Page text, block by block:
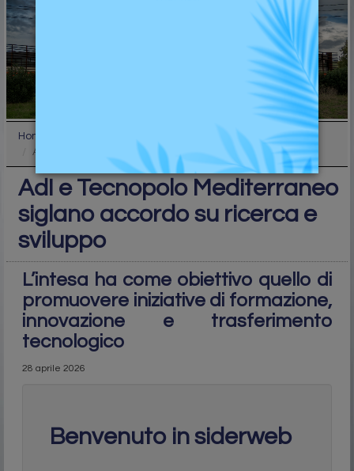
Home
AdI e Tecnopolo Mediterraneo siglano accordo su ri...
AdI e Tecnopolo Mediterraneo
siglano accordo su ricerca e
sviluppo
L’intesa ha come obiettivo quello di
promuovere iniziative di formazione,
innovazione e trasferimento
tecnologico
28 aprile 2026
Benvenuto in siderweb